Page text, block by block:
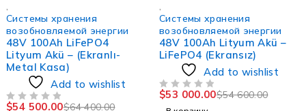
Системы хранения
возобновляемой энергии
48V 100Ah LiFePO4
Lityum Akü – (Ekranlı-
Metal Kasa)
Add to wishlist
$64 400.00
$54 500.00
Системы хранения
возобновляемой энергии
48V 100Ah Lityum Akü –
LiFePO4 (Ekransız)
Add to wishlist
$54 600.00
$53 000.00